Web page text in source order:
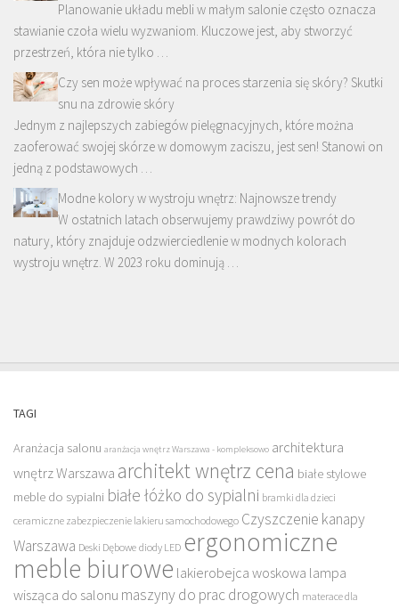
Planowanie układu mebli w małym salonie często oznacza
stawianie czoła wielu wyzwaniom. Kluczowe jest, aby stworzyć
przestrzeń, która nie tylko …
Czy sen może wpływać na proces starzenia się skóry? Skutki
snu na zdrowie skóry
Jednym z najlepszych zabiegów pielęgnacyjnych, które można
zaoferować swojej skórze w domowym zaciszu, jest sen! Stanowi on
jedną z podstawowych …
Modne kolory w wystroju wnętrz: Najnowsze trendy
W ostatnich latach obserwujemy prawdziwy powrót do
natury, który znajduje odzwierciedlenie w modnych kolorach
wystroju wnętrz. W 2023 roku dominują …
TAGI
Aranżacja salonu aranżacja wnętrz Warszawa - kompleksowo architektura
wnętrz Warszawa architekt wnętrz cena białe stylowe
meble do sypialni białe łóżko do sypialni bramki dla dzieci
ceramiczne zabezpieczenie lakieru samochodowego Czyszczenie kanapy
Warszawa Deski Dębowe diody LED ergonomiczne
meble biurowe lakierobejca woskowa lampa
wisząca do salonu maszyny do prac drogowych materace dla